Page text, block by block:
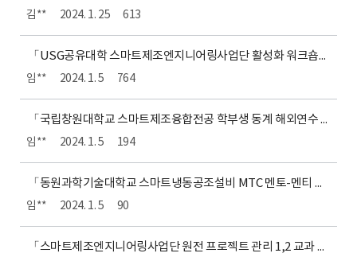
김** 2024. 1. 25 613
「USG공유대학 스마트제조엔지니어링사업단 활성화 워크숍」 제안서 평가 결과 공개
임** 2024. 1. 5 764
「국립창원대학교 스마트제조융합전공 학부생 동계 해외연수 프로그램 운영」제안서 평가 결과 공개
임** 2024. 1. 5 194
「동원과학기술대학교 스마트냉동공조설비 MTC 멘토-멘티 해외탐방 프로그램」제안서 평가 결과 공개
임** 2024. 1. 5 90
「스마트제조엔지니어링사업단 원전 프로젝트 관리 1,2 교과 컨텐츠 개발」 제안서 평가 결과 공개